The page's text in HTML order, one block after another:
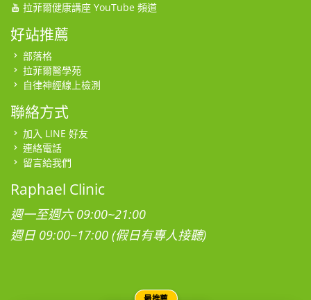
拉菲爾健康講座 YouTube 頻道
好站推薦
部落格
拉菲爾醫學苑
自律神經線上檢測
聯絡方式
加入 LINE 好友
連絡電話
留言給我們
Raphael Clinic
週一至週六 09:00~21:00
週日 09:00~17:00 (假日有專人接聽)